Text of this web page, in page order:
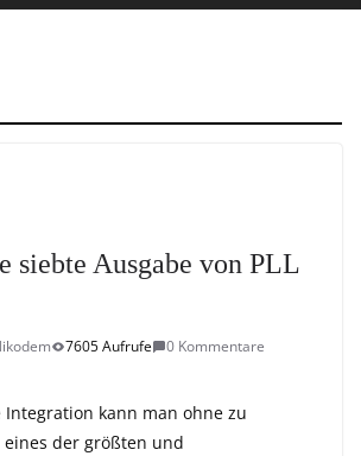
siebte Ausgabe von PLL
7605 Aufrufe
0 Kommentare
Integration kann man ohne zu
der größten und